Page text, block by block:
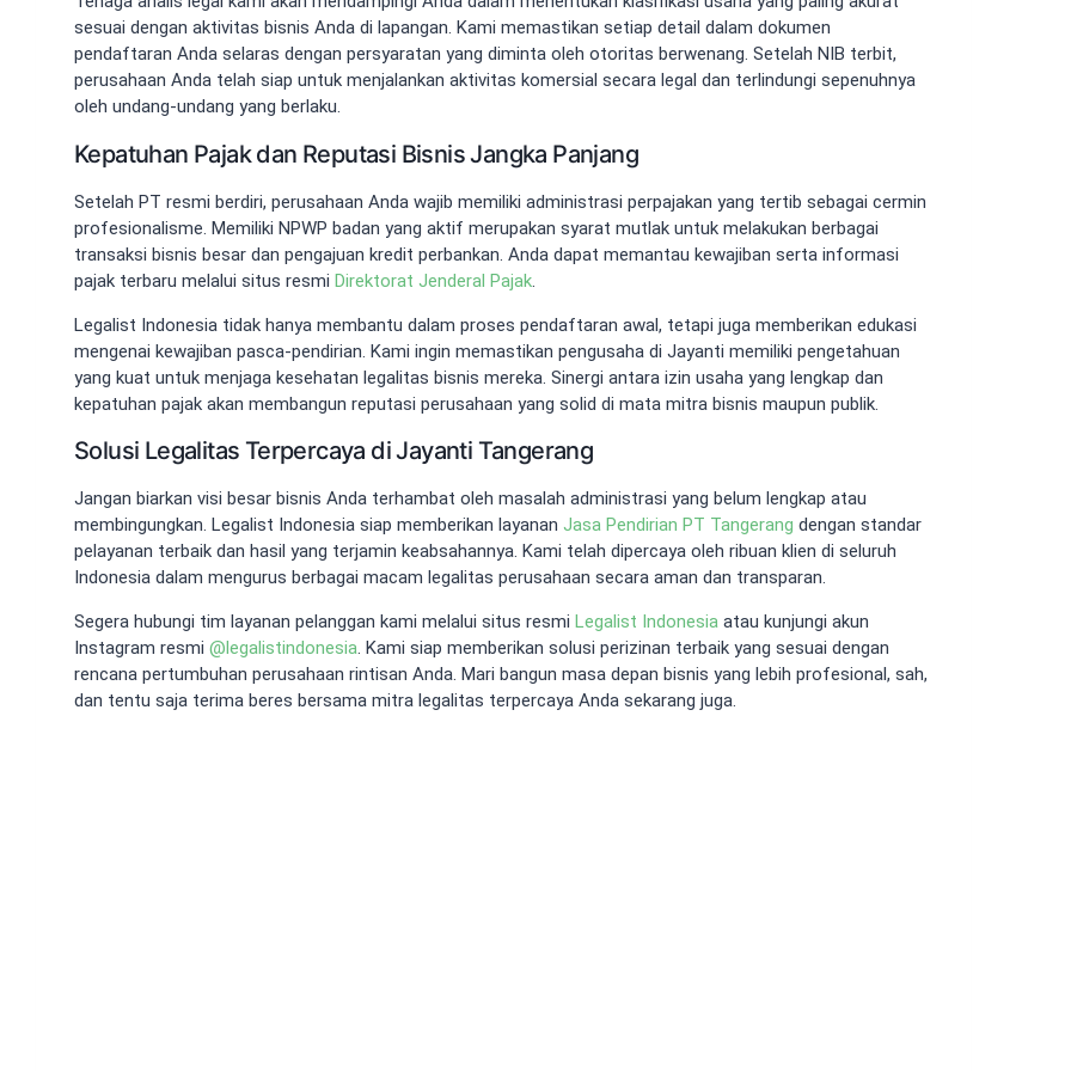
sesuai dengan aktivitas bisnis Anda di lapangan. Kami memastikan setiap detail dalam dokumen
pendaftaran Anda selaras dengan persyaratan yang diminta oleh otoritas berwenang. Setelah NIB terbit,
perusahaan Anda telah siap untuk menjalankan aktivitas komersial secara legal dan terlindungi sepenuhnya
oleh undang-undang yang berlaku.
Kepatuhan Pajak dan Reputasi Bisnis Jangka Panjang
Setelah PT resmi berdiri, perusahaan Anda wajib memiliki administrasi perpajakan yang tertib sebagai cermin
profesionalisme. Memiliki NPWP badan yang aktif merupakan syarat mutlak untuk melakukan berbagai
transaksi bisnis besar dan pengajuan kredit perbankan. Anda dapat memantau kewajiban serta informasi
pajak terbaru melalui situs resmi Direktorat Jenderal Pajak
Legalist Indonesia tidak hanya membantu dalam proses pendaftaran awal, tetapi juga memberikan edukasi
mengenai kewajiban pasca-pendirian. Kami ingin memastikan pengusaha di Jayanti memiliki pengetahuan
yang kuat untuk menjaga kesehatan legalitas bisnis mereka. Sinergi antara izin usaha yang lengkap dan
kepatuhan pajak akan membangun reputasi perusahaan yang solid di mata mitra bisnis maupun publik.
Solusi Legalitas Terpercaya di Jayanti Tangerang
Jangan biarkan visi besar bisnis Anda terhambat oleh masalah administrasi yang belum lengkap atau
membingungkan. Legalist Indonesia siap memberikan layanan Jasa Pendirian PT Tangerang dengan standar
pelayanan terbaik dan hasil yang terjamin keabsahannya. Kami telah dipercaya oleh ribuan klien di seluruh
Indonesia dalam mengurus berbagai macam legalitas perusahaan secara aman dan transparan.
Segera hubungi tim layanan pelanggan kami melalui situs resmi Legalist Indonesia atau kunjungi akun
Instagram resmi @legalistindonesia. Kami siap memberikan solusi perizinan terbaik yang sesuai dengan
rencana pertumbuhan perusahaan rintisan Anda. Mari bangun masa depan bisnis yang lebih profesional, sah,
dan tentu saja terima beres bersama mitra legalitas terpercaya Anda sekarang juga.